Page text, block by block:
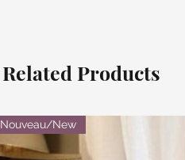
Related Products
Nouveau/New